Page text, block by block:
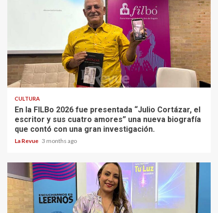
CULTURA
En la FILBo 2026 fue presentada “Julio Cortázar, el
escritor y sus cuatro amores” una nueva biografía
que contó con una gran investigación.
La Revue 3 months ago